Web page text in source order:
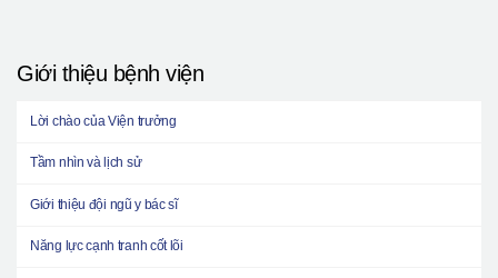
Giới thiệu bệnh viện
Lời chào của Viện trưởng
Tầm nhìn và lịch sử
Giới thiệu đội ngũ y bác sĩ
Năng lực cạnh tranh cốt lõi